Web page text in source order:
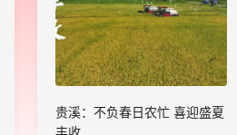
贵溪：不负春日农忙 喜迎盛夏